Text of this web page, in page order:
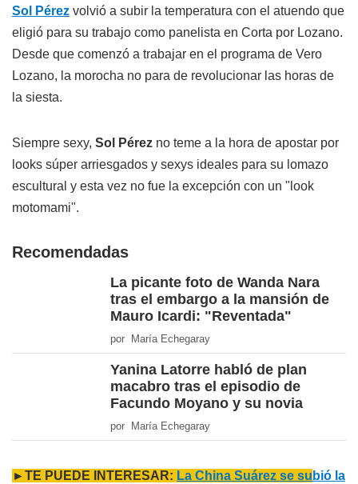
Sol Pérez volvió a subir la temperatura con el atuendo que
eligió para su trabajo como panelista en Corta por Lozano.
Desde que comenzó a trabajar en el programa de Vero
Lozano, la morocha no para de revolucionar las horas de
la siesta.
Siempre sexy, Sol Pérez no teme a la hora de apostar por
looks súper arriesgados y sexys ideales para su lomazo
escultural y esta vez no fue la excepción con un "look
motomami".
Recomendadas
La picante foto de Wanda Nara
tras el embargo a la mansión de
Mauro Icardi: "Reventada"
por María Echegaray
Yanina Latorre habló de plan
macabro tras el episodio de
Facundo Moyano y su novia
por María Echegaray
►TE PUEDE INTERESAR: La China Suárez se su bió la